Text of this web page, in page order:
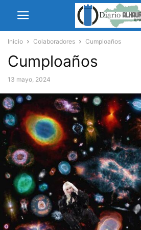
Inicio Colaboradores Cumploaños
Cumploaños
13 mayo, 2024